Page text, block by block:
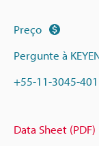
Preço
Pergunte à
+55-11-3045-
Data Sheet (PDF)